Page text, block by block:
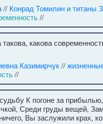
// Конрад Томилин и титаны
//
какова
Казимирчук//
//
К погоне за
Среди груды вещей,
Вы заслужили крах,